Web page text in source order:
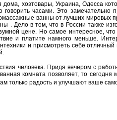
хозтовары, Украина, Одесса
часами. Это замечательно
ванны от лучших мировых
. Дело в том, что в России также
цене. Но самое интересное, что
и платите намного меньше.
и присмотреть себе
человека. Придя вечером с
комната позволяет, то сегодня
только радость и улучшают ваше